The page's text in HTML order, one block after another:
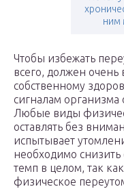
ним
Чтобы избежать
всего, должен очень
собственному
сигналам организма
Любые виды
оставлять без
испытывает
необходимо
темп в целом, так
физическое